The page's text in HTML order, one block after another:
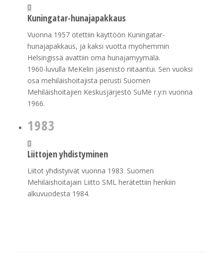
Kuningatar-hunajapakkaus
Vuonna 1957 otettiin käyttöön Kuningatar-
hunajapakkaus, ja kaksi vuotta myöhemmin
Helsingissä avattiin oma hunajamyymälä.
1960-luvulla MeKelin jäsenistö riitaantui. Sen vuoksi
osa mehiläishoitajista perusti Suomen
Mehiläishoitajien Keskusjärjestö SuMe r.y:n vuonna
1966.
1983
Liittojen yhdistyminen
Liitot yhdistyivät vuonna 1983. Suomen
Mehiläishoitajain Liitto SML herätettiin henkiin
alkuvuodesta 1984.